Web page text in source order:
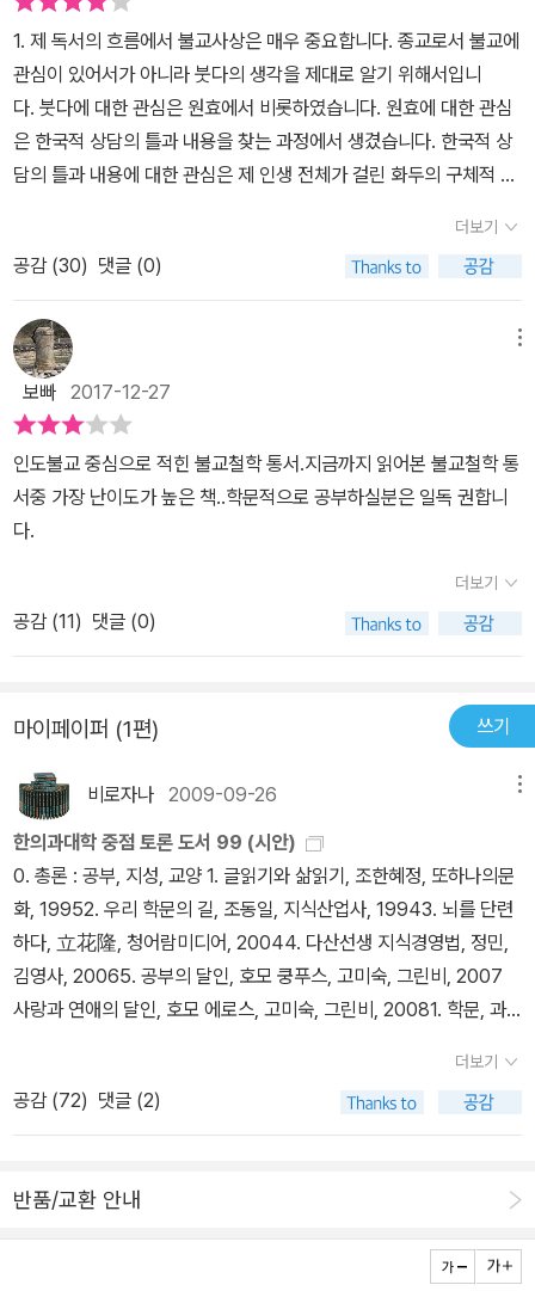
1. 제 독서의 흐름에서 불교사상은 매우 중요합니다. 종교로서 불교에
관심이 있어서가 아니라 붓다의 생각을 제대로 알기 위해서입니
다. 붓다에 대한 관심은 원효에서 비롯하였습니다. 원효에 대한 관심
은 한국적 상담의 틀과 내용을 찾는 과정에서 생겼습니다. 한국적 상
담의 틀과 내용에 대한 관심은 제 인생 전체가 걸린 화두의 구체적 소
양 논리의 정점이라 할 수 있는 신학 언저리에서 서성인 30대, 그 20
년 세월을 거쳐, 40대부터 우리 논리를 직접 찾아 나서면서 이제 50
대 중반을 넘어가고 있습니다. 20대부터 누군가에게 상담자 노릇을
하면서 살아 왔고 지금도 여전히 그러하기에, 상담은 말이고, 말은 생
각이고, 생각은 논리라는 사실에 깊이 연루되지 않을 수 없었습니다.
하여 가능한 모든 길을 걸어가면서 제 자신과 생태적으로 같은 사람
들의 생각과 논리와 말을 물었습니다. 그러다 최근 몇 년 사이, '폭풍'
'종결자'를 찾았습니다. 다름 아닌, 원효! 원효만으로, 사실, 저는 족
합니다. 그는 세계성을 지닌 존재입니다. 어떤 의미에서 붓다를 넘어
선 '붓다'입니다. 다만, 우리사회도, 또 대부분의 우리 불자들도, 더군
다나 세계 불자들도 이를 모를 뿐이지요. 이런 상황에서 제가 붓다를
면밀하게 찾는 까닭은, 이미 세계성 또는 보편성을 인정받고 있는 붓
한 문헌, 인도 사상 전체 맥락에서 살피는 문헌 등을 읽어 왔습니다.
그들 가운데 몇 가지는 이미 소개한 바 있습니다. 최근에 발견한 칼루
파하나의 이 <불교철학의 역사>는 그 무엇보다 초기 경전에 터 잡아
붓다의 철학의 성격과 내용을 명확히 드러내고, 붓다 이후 나타난 사
상들의 흐름을 붓다 철학과 부합하느냐 여부에 따라 연속과 불연속으
로 나누어 살피고 있어, 최근 불교 내부에서 일어나 번지고 있는 대승
불교 비불설, 초기불교 소승 논쟁을 일정 정도 교통정리 해줄 근거 지
식으로 삼을만하다고 생각합니다. 특히 이른바 초기불교를 지지하면
서 대승불교 전반에 적대적이기까지 한 비판적인 견해를 숨기지 않는
사람들에게는 필독의 책임에 틀림없습니다. 물론 대승불교 쪽 사람들
생각과 전혀 다른 점은 없는지, 살피기 위해서, 이 책은 꼭 읽어볼 필
요가 있습니다. 한계도 있습니다. 중국을 거쳐 우리나라, 그리고 일
본으로 들어와 널리 자리 잡은 대승불교 전반에 대한 연구가 이 책에
습니다. 선불교 가운데 임제종을 제외하고는 붓다의 철학과 부합하는
면모를 지닌 게 없다고 판단했기 때문이라는 것이지요. 대표적인 대
승경전으로 법화경, 능가경, 화엄경을 꼽고, 이에 터 잡아 일어난 불교
더보기
공감 (30) 댓글 (0)
보빠 2017-12-27
인도불교 중심으로 적힌 불교철학 통서.지금까지 읽어본 불교철학 통
서중 가장 난이도가 높은 책..학문적으로 공부하실분은 일독 권합니
다.
더보기
공감 (11) 댓글 (0)
마이페이퍼 (1편) 쓰기
비로자나 2009-09-26
한의과대학 중점 토론 도서 99 (시안)
0. 총론 : 공부, 지성, 교양 1. 글읽기와 삶읽기, 조한혜정, 또하나의문
화, 19952. 우리 학문의 길, 조동일, 지식산업사, 19943. 뇌를 단련
하다, 立花隆, 청어람미디어, 20044. 다산선생 지식경영법, 정민,
김영사, 20065. 공부의 달인, 호모 쿵푸스, 고미숙, 그린비, 2007
사랑과 연애의 달인, 호모 에로스, 고미숙, 그린비, 20081. 학문, 과
피, 새물결, 2005 (절판)7. 과학이란 무엇인가, 앨런 차머스, 서광사,
20038. 과학에는 뭔가 특별한 것이 있다, 장대익, 김영사, 2008*
과학혁명의 구조, 토마스 쿤-기존 번역서 2종 모두 문제가 많음.* 자
칼 포퍼, 민음사, 2001 10. 방법에의 도전, 폴 파이어아벤트, 한겨레,
1991 (절판)11. 현대과학의 풍경, 이완 모러스, 궁리, 200812. 부분
과 전체, 베르너 하이젠베르크, 지식산업사, 200513. 생명이란 무엇
더보기
공감 (72) 댓글 (2)
반품/교환 안내